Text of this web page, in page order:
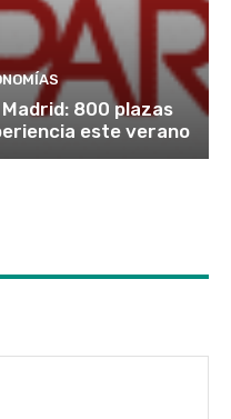
800 plazas
este verano